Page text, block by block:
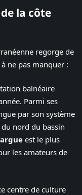
la côte
regorge de
ne pas manquer :
balnéaire
Parmi ses
par son système
nord du bassin
est le plus
les amateurs de
centre de culture